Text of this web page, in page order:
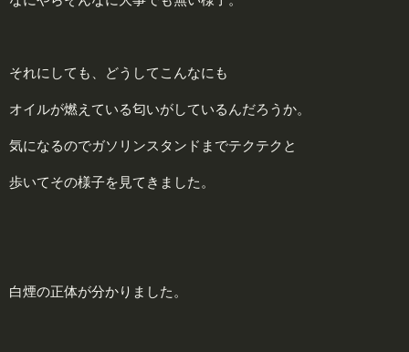
それにしても、どうしてこんなにも
オイルが燃えている匂いがしているんだろうか。
気になるのでガソリンスタンドまでテクテクと
歩いてその様子を見てきました。
白煙の正体が分かりました。